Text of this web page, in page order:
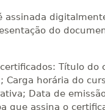
assinada
do
Título
Carga horária do
Data de
que assina o